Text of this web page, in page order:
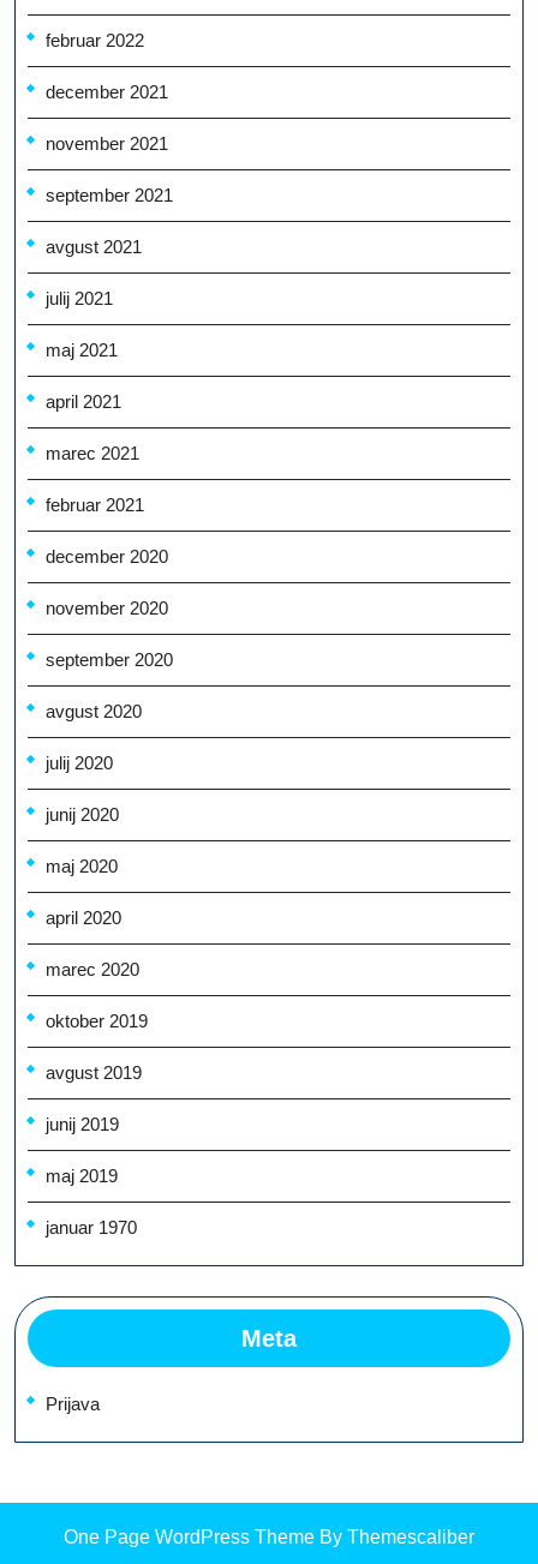
februar 2022
december 2021
november 2021
september 2021
avgust 2021
julij 2021
maj 2021
april 2021
marec 2021
februar 2021
december 2020
november 2020
september 2020
avgust 2020
julij 2020
junij 2020
maj 2020
april 2020
marec 2020
oktober 2019
avgust 2019
junij 2019
maj 2019
januar 1970
Meta
Prijava
One Page WordPress Theme By Themescaliber